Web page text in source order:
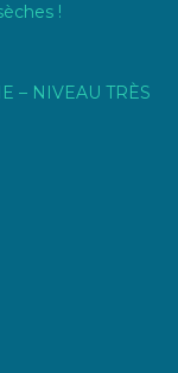
!
– NIVEAU TRÈS